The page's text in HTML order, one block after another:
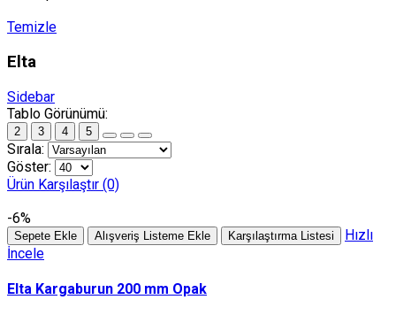
Temizle
Elta
Sidebar
Tablo Görünümü:
2 3 4 5
Sırala:
Göster:
Ürün Karşılaştır (0)
-6%
Sepete Ekle Alışveriş Listeme Ekle Karşılaştırma Listesi
Hızlı
İncele
Elta Kargaburun 200 mm Opak